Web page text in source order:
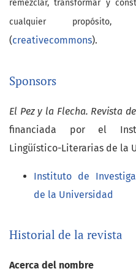
remezclar, transformar y
cualquier propósito,
(creativecommons).
Sponsors
El Pez y la Flecha. Revista
financiada por el
Lingüístico-Literarias de la
Instituto de
de la Universidad
Historial de la revista
Acerca del nombre